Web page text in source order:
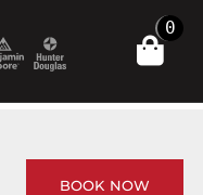
0
BOOK NOW